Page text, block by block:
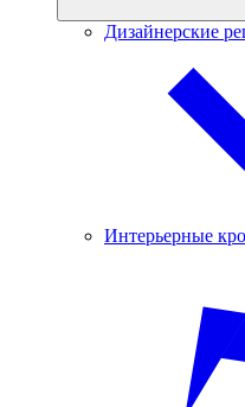
Дизайнерские
Интерьерные